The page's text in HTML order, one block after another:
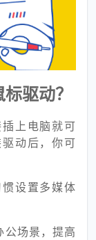
驱动？
上电脑就可
动后，你可
设置多媒体
公场景，提高